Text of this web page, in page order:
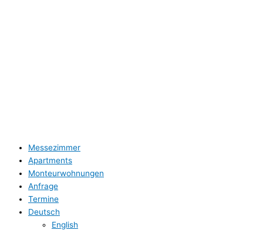
Messezimmer
Apartments
Monteurwohnungen
Anfrage
Termine
Deutsch
English